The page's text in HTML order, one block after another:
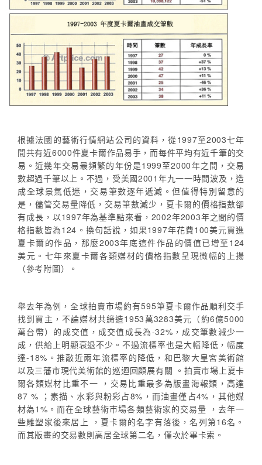
根據法國的藝術行情網站公司的資料，從1997至2003七年
間共有近6000件夏卡爾作品易手，而每件平均有近千筆的交
易。近幾年交易最頻繁的年份是1999至2000年之間，交易
數超過千筆以上。不過，受美國2001年九一一時間波及，造
成全球景氣低迷，交易筆數逐年遞減。但值得特別留意的
是，儘管交易量降低，交易筆數減少，夏卡爾的價格指數卻
有成長，以1997年為基準點來看，2002年2003年之間的價
格指數皆為124。換句話說，如果1997年花費100美元買進
夏卡爾的作品，那麼2003年底這件作品的價值已增至124
美元。七年來夏卡爾各類媒材的價格指數呈現微幅的上揚
（參考附圖）。
舉去年為例，全球拍賣市場約有595筆夏卡爾作品順利交手
找到買主，不論媒材共締造1953萬3283美元（約6億5000
萬台幣）的成交值，成交值成長為-32%，成交筆數減少一
成，供給上明顯衰退不少。不過流標率也是大幅降低，幅度
達-18%。推敲近兩年流標率的降低，和巴黎大皇宮美術館
以及三藩市現代美術館的巡迴回顧展有關 。拍賣市場上夏卡
爾各類媒材比重不一 ，交易比重最多為版畫海報類，高達
87 % ；素描、水彩與粉彩占8%，而油畫僅占4%，其他媒
材為1%。而在全球藝術市場各類藝術家的交易量 ，去年一
些雕塑家後來居上 ，夏卡爾的名字有落後，名列第16名。
而其版畫的交易數則高居全球第二名，僅次於畢卡索。